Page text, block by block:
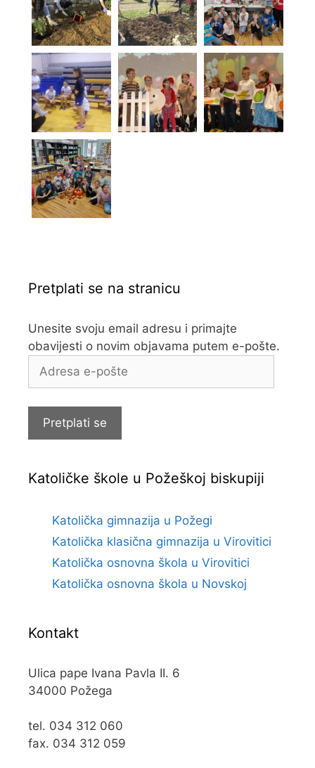
Pretplati se na stranicu
Unesite svoju email adresu i primajte
obavijesti o novim objavama putem e-pošte.
Adresa
Pretplati se
Katoličke škole u Požeškoj biskupiji
Katolička gimnazija u Požegi
Katolička klasična gimnazija u Virovitici
Katolička osnovna škola u Virovitici
Katolička osnovna škola u Novskoj
Kontakt
Ulica pape Ivana Pavla II. 6
34000 Požega
tel. 034 312 060
fax. 034 312 059